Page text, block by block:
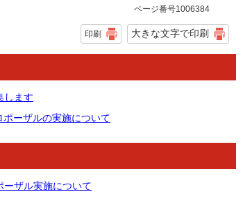
ページ番号1006384
印刷 大きな文字で印刷
します
ーザルの実施について
ーザル実施について